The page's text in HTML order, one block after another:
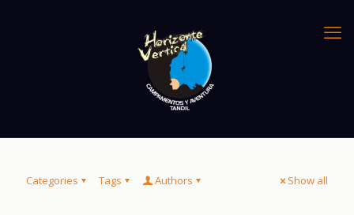
Categories Tags Authors Show all